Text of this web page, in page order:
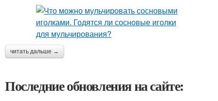
читать дальше →
Последние обновления на сайте: